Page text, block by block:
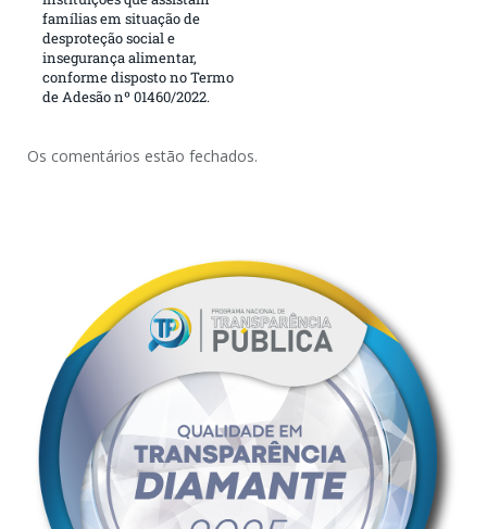
famílias em situação de
desproteção social e
insegurança alimentar,
conforme disposto no Termo
de Adesão nº 01460/2022.
Os comentários estão fechados.